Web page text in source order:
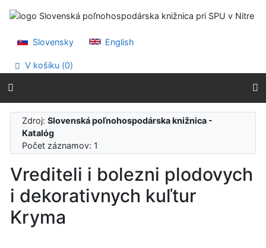
Prejsť na menu
Slovensky
English
V košíku (0)
Zdroj:Slovenská poľnohospodárska knižnica -
Katalóg
Počet záznamov: 1
Vrediteli i bolezni plodovych
i dekorativnych kuľtur
Kryma